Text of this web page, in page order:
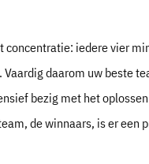
iedere vier
daarom uw beste
bezig met het
de winnaars, is er